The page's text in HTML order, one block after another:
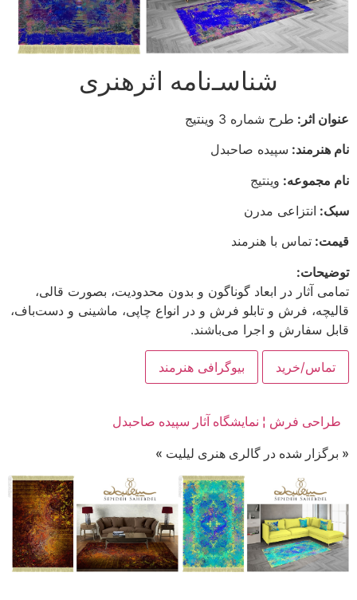
شناسـ‌نامه اثرهنری
عنوان اثر: طرح شماره 3 وینتیج
نام هنرمند: سپیده صاحبدل
نام مجموعه: وینتیج
سبک: انتزاعی مدرن
قیمت: تماس با هنرمند
توضیحات:
تمامی آثار در ابعاد گوناگون و بدون محدودیت، بصورت قالی،
قالیچه، فرش و تابلو فرش و در انواع چاپی، ماشینی و دست‌باف،
قابل سفارش و اجرا می‌باشند.
تماس/خرید بیوگرافی هنرمند
طراحی فرش ¦ نمایشگاه آثار سپیده صاحبدل
« برگزار شده در گالری هنری لیلیت »